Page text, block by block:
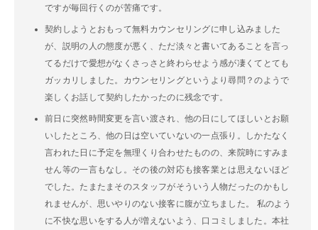
ですが毎回行くのが苦痛です。
契約しようとおもって無料カウンセリングに申し込みました
が、説明の人の態度が悪く、ただ淡々と書いてあることを言っ
てるだけで愛想がなくさっさと終わらせよう感が凄くてとても
ガッカリしました。カウンセリングというより尋問？のようで
楽しくお話して契約したかったのに残念です。
前日に突然時間変更を言い渡され、他の日にしてほしいとお願
いしたところ、他の日は空いていないの一点張り。しかたなく
言われた日に予定を無理くり合わせたものの、来院時にすみま
せん等の一言もなし。その後の対応も接客業とは思えないほど
でした。たまたまそのスタッフがそういう人物だったのかもし
れませんが、思いやりのない接客に腹が立ちました。 私のよう
に不快な思いをする人が増えないよう、口コミしました。本社